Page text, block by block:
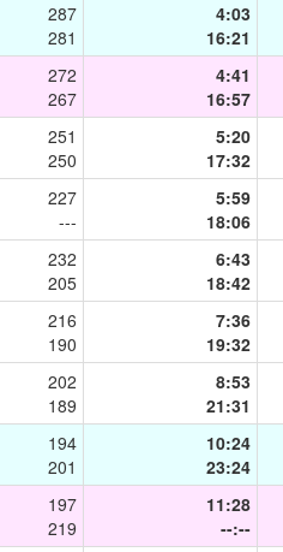
287
281
4:03
16:21
272
267
4:41
16:57
251
250
5:20
17:32
227
---
5:59
18:06
232
205
6:43
18:42
216
190
7:36
19:32
202
189
8:53
21:31
194
201
10:24
23:24
197
219
11:28
--:--